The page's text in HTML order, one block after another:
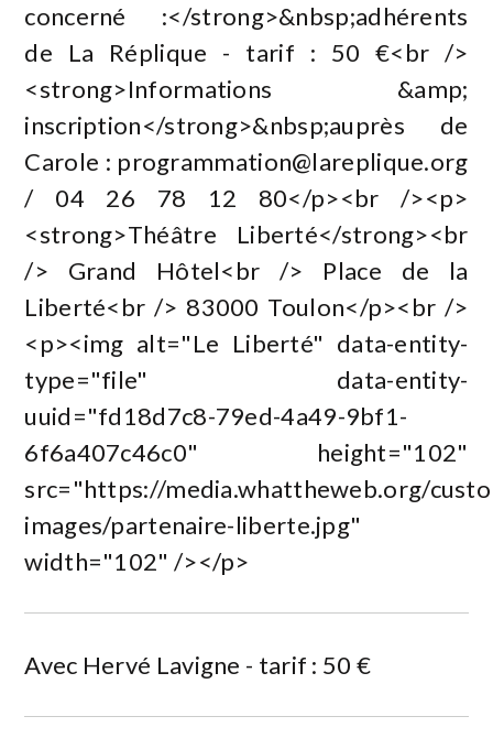
concerné :</strong>&nbsp;adhérents
de La Réplique - tarif : 50 €<br />
<strong>Informations &amp;
inscription</strong>&nbsp;auprès de
Carole : programmation@lareplique.org
/ 04 26 78 12 80</p><br /><p>
<strong>Théâtre Liberté</strong><br
/> Grand Hôtel<br /> Place de la
Liberté<br /> 83000 Toulon</p><br />
<p><img alt="Le Liberté" data-entity-
type="file" data-entity-
uuid="fd18d7c8-79ed-4a49-9bf1-
6f6a407c46c0" height="102"
src="https://media.whattheweb.org/
images/partenaire-liberte.jpg"
width="102" /></p>
Avec Hervé Lavigne - tarif : 50 €